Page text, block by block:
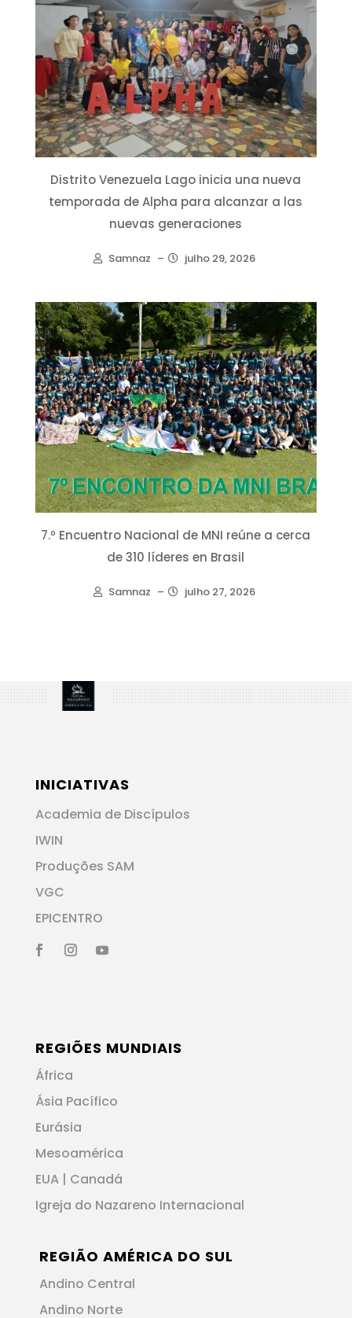
Distrito Venezuela Lago inicia una nueva
temporada de Alpha para alcanzar a las
nuevas generaciones
Samnaz – julho 29, 2026
7.º Encuentro Nacional de MNI reúne a cerca
de 310 líderes en Brasil
Samnaz – julho 27, 2026
INICIATIVAS
Academia de Discípulos
IWIN
Produções SAM
VGC
EPICENTRO
REGIÕES MUNDIAIS
África
Ásia Pacífico
Eurásia
Mesoamérica
EUA | Canadá
Igreja do Nazareno Internacional
REGIÃO AMÉRICA DO SUL
Andino Central
Andino Norte